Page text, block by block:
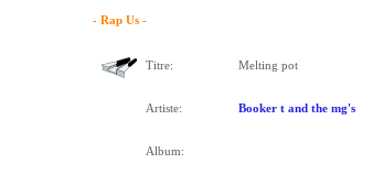
- Rap Us -
Titre: Melting pot
Artiste: Booker t and the mg's
Album: